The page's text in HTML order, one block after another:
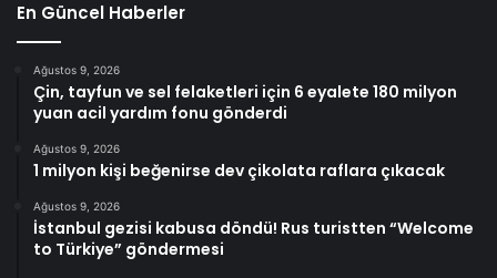
En Güncel Haberler
Ağustos 9, 2026
Çin, tayfun ve sel felaketleri için 6 eyalete 180 milyon
yuan acil yardım fonu gönderdi
Ağustos 9, 2026
1 milyon kişi beğenirse dev çikolata raflara çıkacak
Ağustos 9, 2026
İstanbul gezisi kabusa döndü! Rus turistten “Welcome
to Türkiye” göndermesi